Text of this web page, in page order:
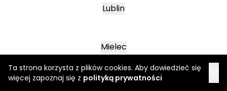
Ta strona korzysta z plików cookies. Aby dowiedzieć się
więcej zapoznaj się z polityką prywatności
Lublin
Mielec
Leszno